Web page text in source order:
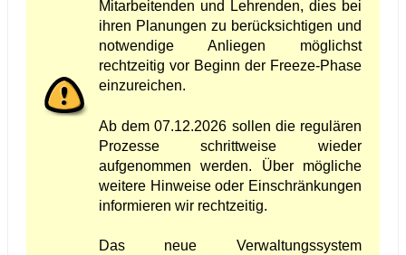
Mitarbeitenden und Lehrenden, dies bei
ihren Planungen zu berücksichtigen und
notwendige Anliegen möglichst
rechtzeitig vor Beginn der Freeze-Phase
einzureichen.
Ab dem 07.12.2026 sollen die regulären
Prozesse schrittweise wieder
aufgenommen werden. Über mögliche
weitere Hinweise oder Einschränkungen
informieren wir rechtzeitig.
Das neue Verwaltungssystem